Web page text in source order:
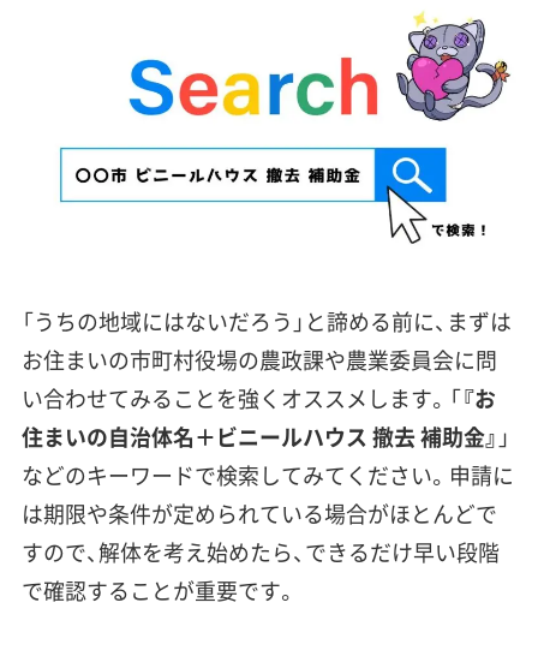
「うちの地域にはないだろう」と諦める前に、まずは
お住まいの市町村役場の農政課や農業委員会に問
い合わせてみることを強くオススメします。「『お
住まいの自治体名＋ビニールハウス 撤去 補助金』 」
などのキーワードで検索してみてください。申請に
は期限や条件が定められている場合がほとんどで
すので、解体を考え始めたら、できるだけ早い段階
で確認することが重要です。